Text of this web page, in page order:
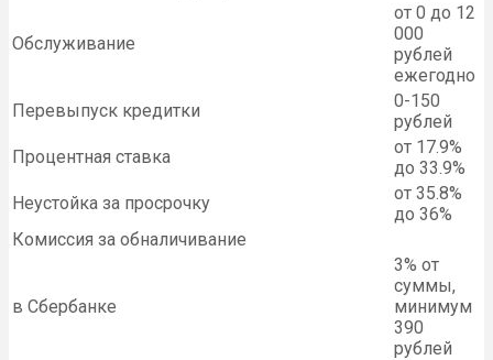
Обслуживание
от 0 до 12
000
рублей
ежегодно
Перевыпуск кредитки
0-150
рублей
Процентная ставка
от 17.9%
до 33.9%
Неустойка за просрочку
от 35.8%
до 36%
Комиссия за обналичивание
в Сбербанке
3% от
суммы,
минимум
390
рублей